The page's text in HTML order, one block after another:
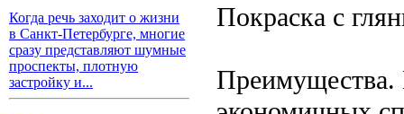
Когда речь заходит о жизни
в Санкт-Петербурге, многие
сразу представляют шумные
проспекты, плотную
застройку и...
Покраска с
Преимущества.